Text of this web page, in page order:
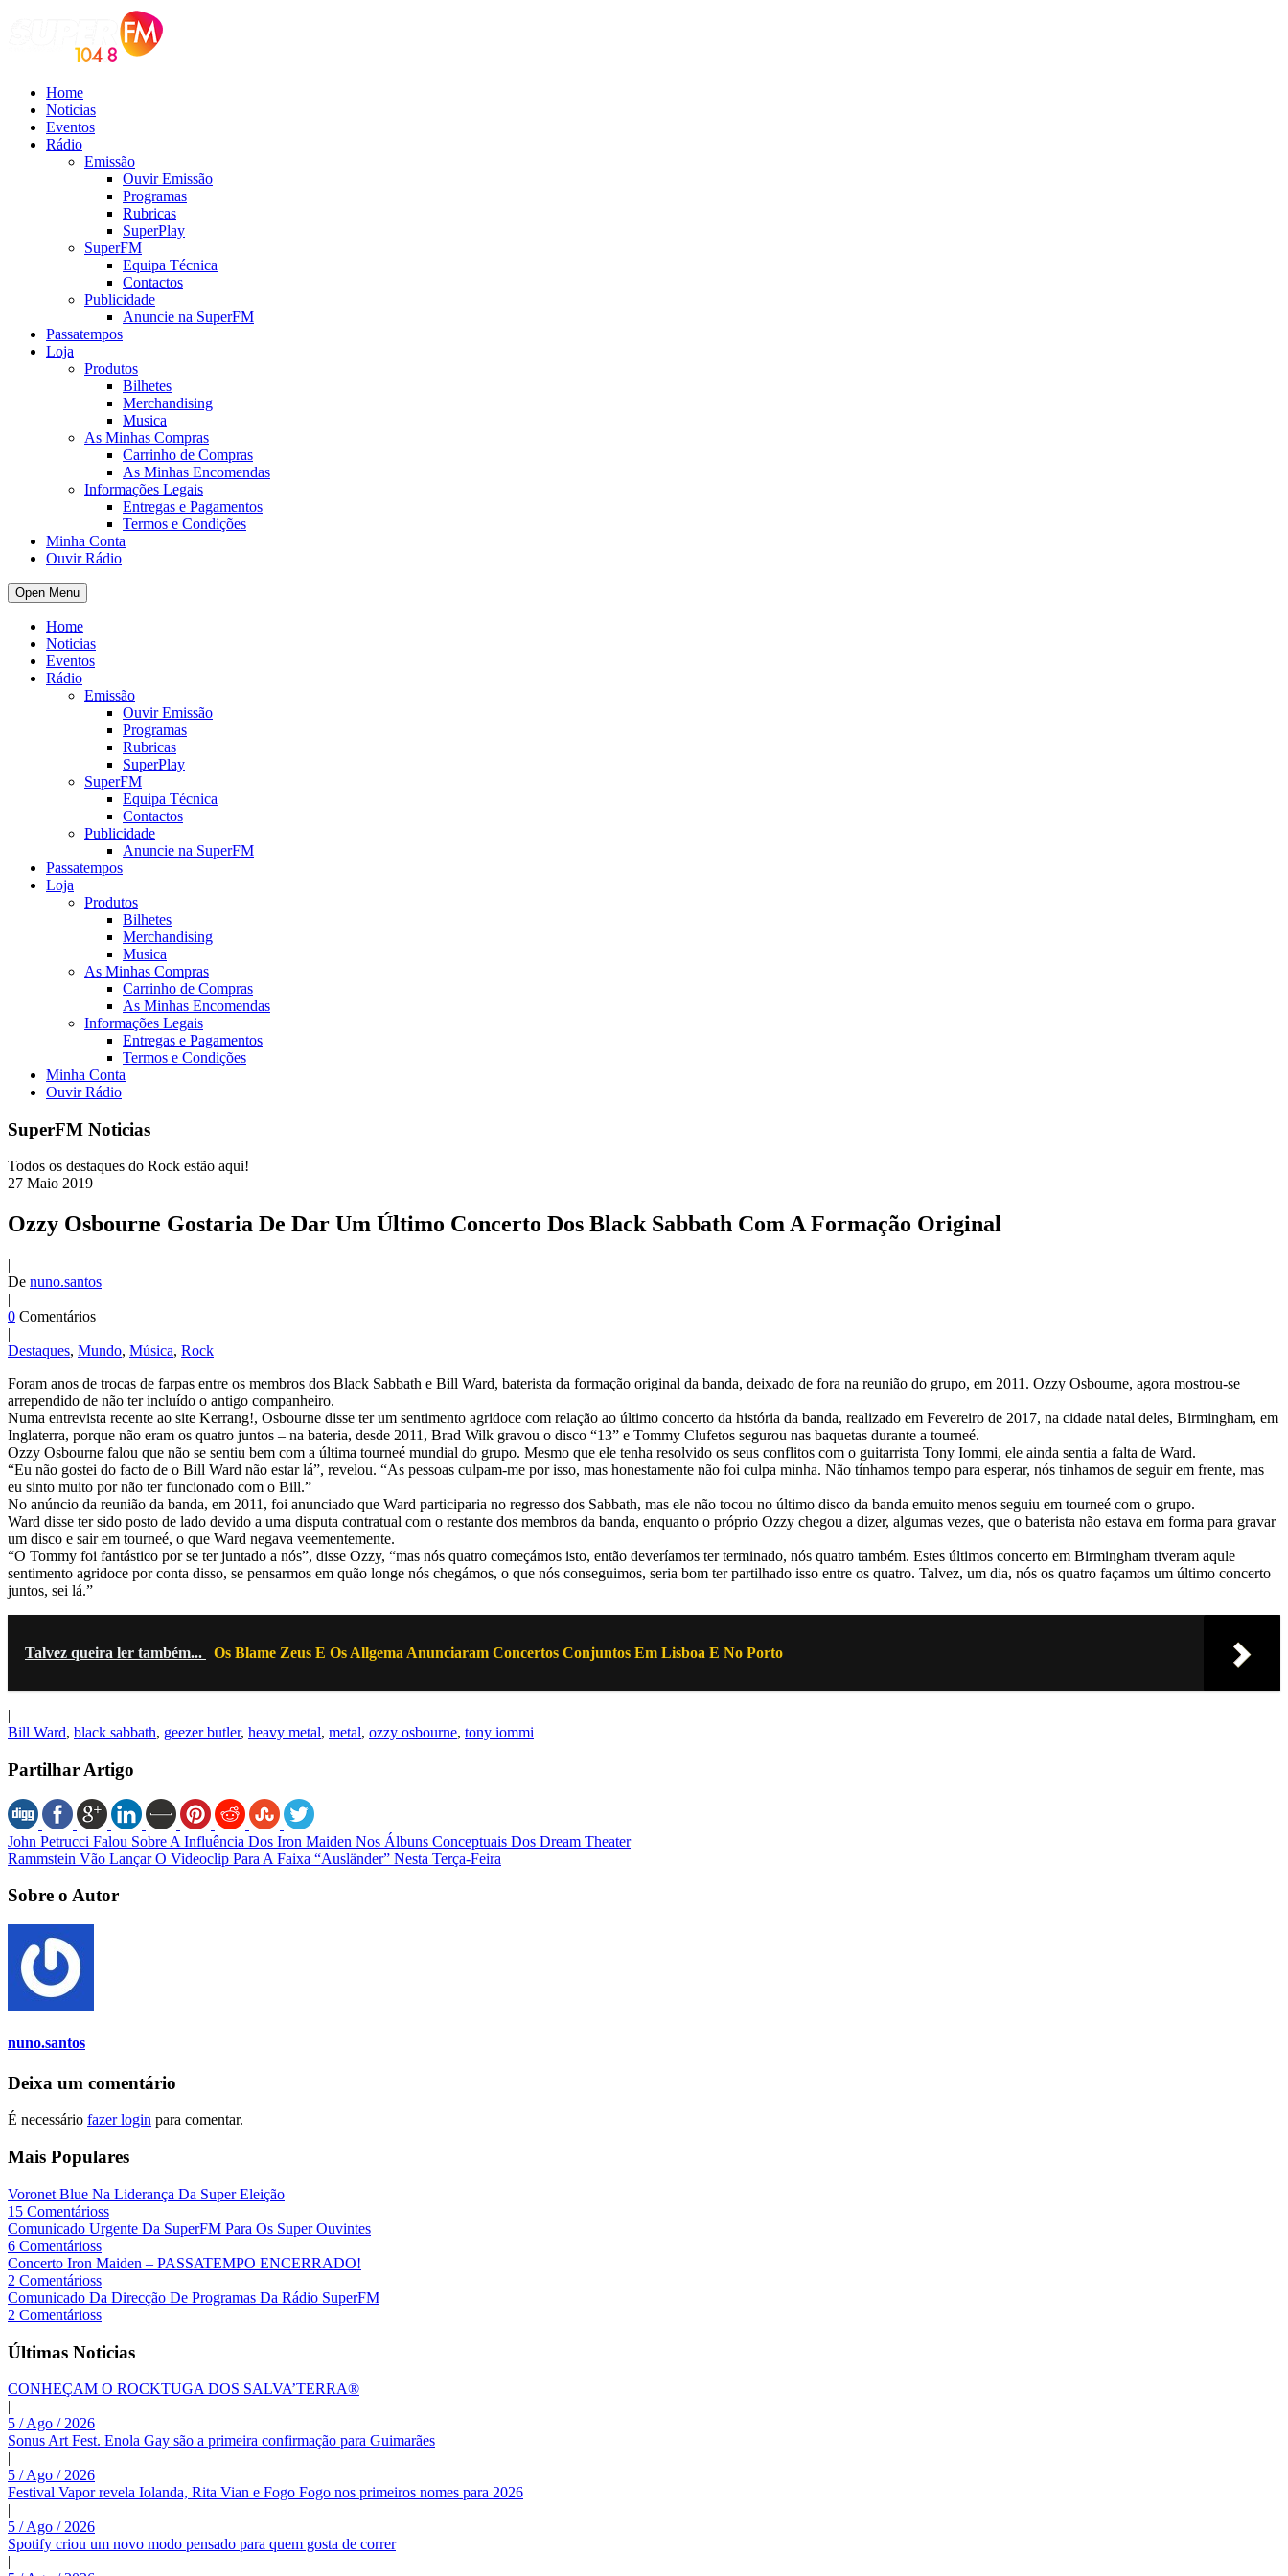
Home
Noticias
Eventos
Rádio
Emissão
Ouvir Emissão
Programas
Rubricas
SuperPlay
SuperFM
Equipa Técnica
Contactos
Publicidade
Anuncie na SuperFM
Passatempos
Loja
Produtos
Bilhetes
Merchandising
Musica
As Minhas Compras
Carrinho de Compras
As Minhas Encomendas
Informações Legais
Entregas e Pagamentos
Termos e Condições
Minha Conta
Ouvir Rádio
Open Menu
Home
Noticias
Eventos
Rádio
Emissão
Ouvir Emissão
Programas
Rubricas
SuperPlay
SuperFM
Equipa Técnica
Contactos
Publicidade
Anuncie na SuperFM
Passatempos
Loja
Produtos
Bilhetes
Merchandising
Musica
As Minhas Compras
Carrinho de Compras
As Minhas Encomendas
Informações Legais
Entregas e Pagamentos
Termos e Condições
Minha Conta
Ouvir Rádio
SuperFM Noticias
Todos os destaques do Rock estão aqui!
27 Maio 2019
Ozzy Osbourne Gostaria De Dar Um Último Concerto Dos Black Sabbath Com A Formação Original
|
De nuno.santos
|
0 Comentários
|
Destaques, Mundo, Música, Rock
Foram anos de trocas de farpas entre os membros dos Black Sabbath e Bill Ward, baterista da formação original da banda, deixado de fora na reunião do grupo, em 2011. Ozzy Osbourne, agora mostrou-se
arrependido de não ter incluído o antigo companheiro.
Numa entrevista recente ao site Kerrang!, Osbourne disse ter um sentimento agridoce com relação ao último concerto da história da banda, realizado em Fevereiro de 2017, na cidade natal deles, Birmingham, em
Inglaterra, porque não eram os quatro juntos – na bateria, desde 2011, Brad Wilk gravou o disco “13” e Tommy Clufetos segurou nas baquetas durante a tourneé.
Ozzy Osbourne falou que não se sentiu bem com a última tourneé mundial do grupo. Mesmo que ele tenha resolvido os seus conflitos com o guitarrista Tony Iommi, ele ainda sentia a falta de Ward.
“Eu não gostei do facto de o Bill Ward não estar lá”, revelou. “As pessoas culpam-me por isso, mas honestamente não foi culpa minha. Não tínhamos tempo para esperar, nós tinhamos de seguir em frente, mas
eu sinto muito por não ter funcionado com o Bill.”
No anúncio da reunião da banda, em 2011, foi anunciado que Ward participaria no regresso dos Sabbath, mas ele não tocou no último disco da banda emuito menos seguiu em tourneé com o grupo.
Ward disse ter sido posto de lado devido a uma disputa contratual com o restante dos membros da banda, enquanto o próprio Ozzy chegou a dizer, algumas vezes, que o baterista não estava em forma para gravar
um disco e sair em tourneé, o que Ward negava veementemente.
“O Tommy foi fantástico por se ter juntado a nós”, disse Ozzy, “mas nós quatro começámos isto, então deveríamos ter terminado, nós quatro também. Estes últimos concerto em Birmingham tiveram aqule
sentimento agridoce por conta disso, se pensarmos em quão longe nós chegámos, o que nós conseguimos, seria bom ter partilhado isso entre os quatro. Talvez, um dia, nós os quatro façamos um último concerto
juntos, sei lá.”
Talvez queira ler também... Os Blame Zeus E Os Allgema Anunciaram Concertos Conjuntos Em Lisboa E No Porto
|
Bill Ward, black sabbath, geezer butler, heavy metal, metal, ozzy osbourne, tony iommi
Partilhar Artigo
John Petrucci Falou Sobre A Influência Dos Iron Maiden Nos Álbuns Conceptuais Dos Dream Theater
Rammstein Vão Lançar O Videoclip Para A Faixa “Ausländer” Nesta Terça-Feira
Sobre o Autor
nuno.santos
Deixa um comentário
É necessário fazer login para comentar.
Mais Populares
Voronet Blue Na Liderança Da Super Eleição
15 Comentárioss
Comunicado Urgente Da SuperFM Para Os Super Ouvintes
6 Comentárioss
Concerto Iron Maiden – PASSATEMPO ENCERRADO!
2 Comentárioss
Comunicado Da Direcção De Programas Da Rádio SuperFM
2 Comentárioss
Últimas Noticias
CONHEÇAM O ROCKTUGA DOS SALVA’TERRA®
|
5 / Ago / 2026
Sonus Art Fest. Enola Gay são a primeira confirmação para Guimarães
|
5 / Ago / 2026
Festival Vapor revela Iolanda, Rita Vian e Fogo Fogo nos primeiros nomes para 2026
|
5 / Ago / 2026
Spotify criou um novo modo pensado para quem gosta de correr
|